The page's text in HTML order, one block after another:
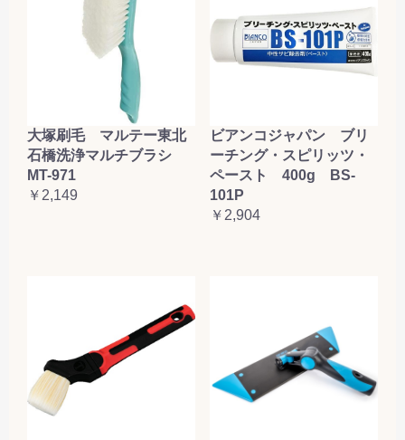
大塚刷毛 マルテー東北
石橋洗浄マルチブラシ
MT-971
￥2,149
ビアンコジャパン ブリ
ーチング・スピリッツ・
ペースト 400g BS-
101P
￥2,904